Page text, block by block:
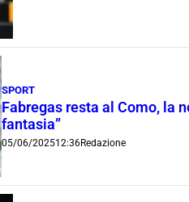
SPORT
Fabregas resta al Como, la
fantasia”
05/06/202512:36Redazione